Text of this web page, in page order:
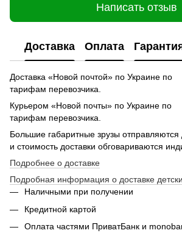
Написать отзыв
Доставка Оплата
Доставка «Новой почтой» по Украине по
тарифам перевозчика.
Курьером «Новой почты» по Украине по
тарифам перевозчика.
Большие габаритные зрузы отправляются
и стоимость доставки обговариваются
Подробнее о доставке
Подробная информация о доставке
Наличными при получении
Кредитной картой
Оплата частями ПриватБанк и